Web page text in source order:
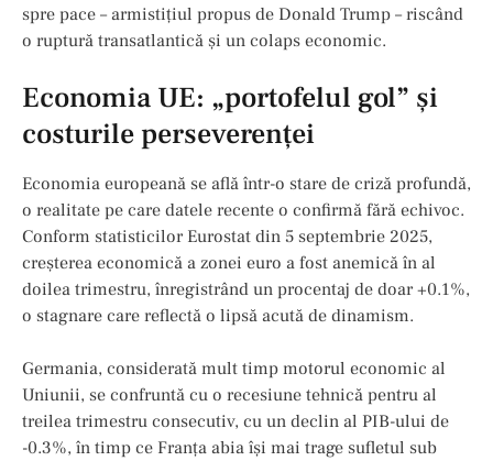
spre pace – armistițiul propus de Donald Trump – riscând
o ruptură transatlantică și un colaps economic.
Economia UE: „portofelul gol” și
costurile perseverenței
Economia europeană se află într-o stare de criză profundă,
o realitate pe care datele recente o confirmă fără echivoc.
Conform statisticilor Eurostat din 5 septembrie 2025,
creșterea economică a zonei euro a fost anemică în al
doilea trimestru, înregistrând un procentaj de doar +0.1%,
o stagnare care reflectă o lipsă acută de dinamism.
Germania, considerată mult timp motorul economic al
Uniunii, se confruntă cu o recesiune tehnică pentru al
treilea trimestru consecutiv, cu un declin al PIB-ului de
-0.3%, în timp ce Franța abia își mai trage sufletul sub